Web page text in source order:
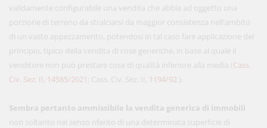
validamente configurabile una vendita che abbia ad oggetto una
porzione di terreno da stralciarsi da maggior consistenza nell'ambito
di un vasto appezzamento, potendosi in tal caso fare applicazione del
principio, tipico della vendita di cose generiche, in base al quale il
venditore non può prestare cose di qualità inferiore alla media (Cass.
Civ. Sez. II, 14585/2021 ; Cass. Civ. Sez. II, 1194/92 ).
Sembra pertanto ammissibile la vendita generica di immobili
non soltanto nel senso riferito di una determinata superficie di